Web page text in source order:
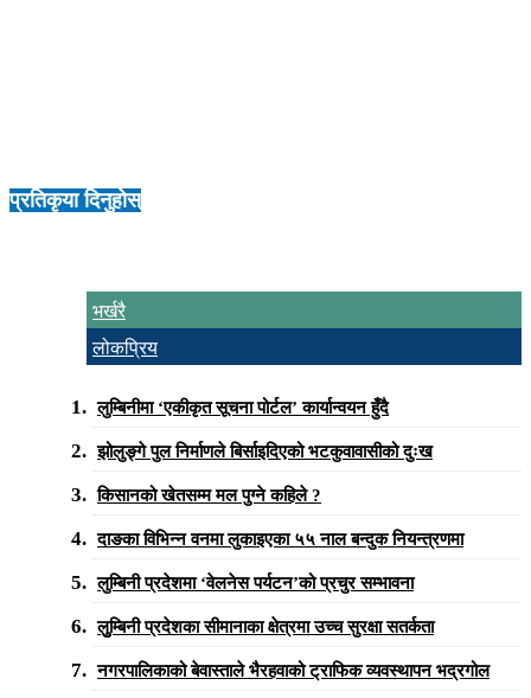
प्रतिकृया दिनुहोस्
भर्खरै
लोकप्रिय
लुम्बिनीमा ‘एकीकृत सूचना पोर्टल’ कार्यान्वयन हुँदै
झोलुङ्गे पुल निर्माणले बिर्साइदिएको भटकुवावासीको दुःख
किसानको खेतसम्म मल पुग्ने कहिले ?
दाङका विभिन्न वनमा लुकाइएका ५५ नाल बन्दुक नियन्त्रणमा
लुम्बिनी प्रदेशमा ‘वेलनेस पर्यटन’को प्रचुर सम्भावना
लुुम्बिनी प्रदेशका सीमानाका क्षेत्रमा उच्च सुरक्षा सतर्कता
नगरपालिकाको बेवास्ताले भैरहवाको ट्राफिक व्यवस्थापन भद्रगोल